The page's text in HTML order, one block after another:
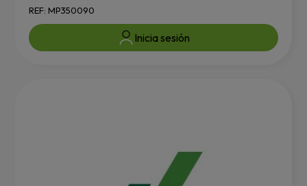
REF: MP350090
Inicia sesión